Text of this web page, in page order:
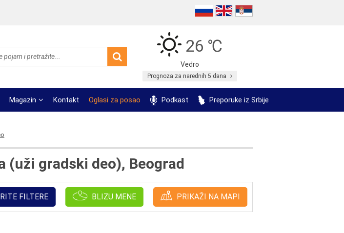
26 ℃
Vedro
Prognoza za narednih 5 dana
Magazin Kontakt Oglasi za posao Podkast Preporuke iz Srbije
(uži gradski deo), Beograd
FILTERE BLIZU MENE PRIKAŽI NA MAPI